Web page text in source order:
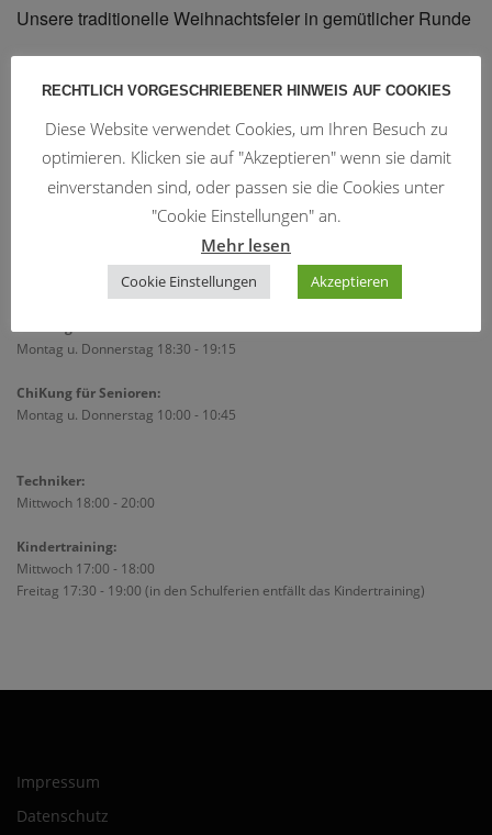
Unsere traditionelle Weihnachtsfeier in gemütlicher Runde
Trainingszeiten
Montag u. Donnerstag 19:15 - 20:45
Mittwoch 20:00 - 21:00
Freitag 19:00 - 20:30 (3 mal pro Monat)
Montag u. Donnerstag 18:30 - 19:15
ChiKung für Senioren:
Montag u. Donnerstag 10:00 - 10:45
Techniker:
Mittwoch 18:00 - 20:00
Kindertraining:
Mittwoch 17:00 - 18:00
Freitag 17:30 - 19:00 (in den Schulferien entfällt das Kindertraining)
Impressum
Datenschutz
RECHTLICH VORGESCHRIEBENER HINWEIS AUF COOKIES
Diese Website verwendet Cookies, um Ihren Besuch zu
optimieren. Klicken sie auf "Akzeptieren" wenn sie damit
einverstanden sind, oder passen sie die Cookies unter
"Cookie Einstellungen" an.
Mehr lesen
Cookie Einstellungen Akzeptieren